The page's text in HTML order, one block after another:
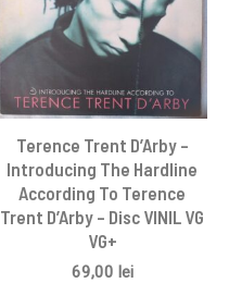
Terence Trent D’Arby –
Introducing The Hardline
According To Terence
Trent D’Arby – Disc VINIL VG
VG+
69,00 lei